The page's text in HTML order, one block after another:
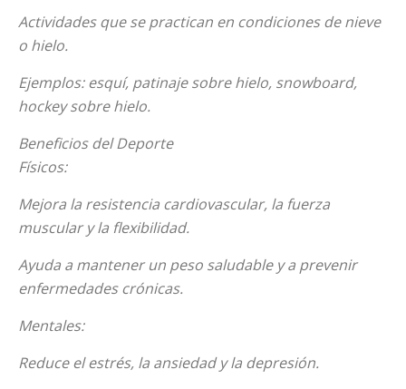
Actividades que se practican en condiciones de nieve
o hielo.
Ejemplos: esquí, patinaje sobre hielo, snowboard,
hockey sobre hielo.
Beneficios del Deporte
Físicos:
Mejora la resistencia cardiovascular, la fuerza
muscular y la flexibilidad.
Ayuda a mantener un peso saludable y a prevenir
enfermedades crónicas.
Mentales:
Reduce el estrés, la ansiedad y la depresión.